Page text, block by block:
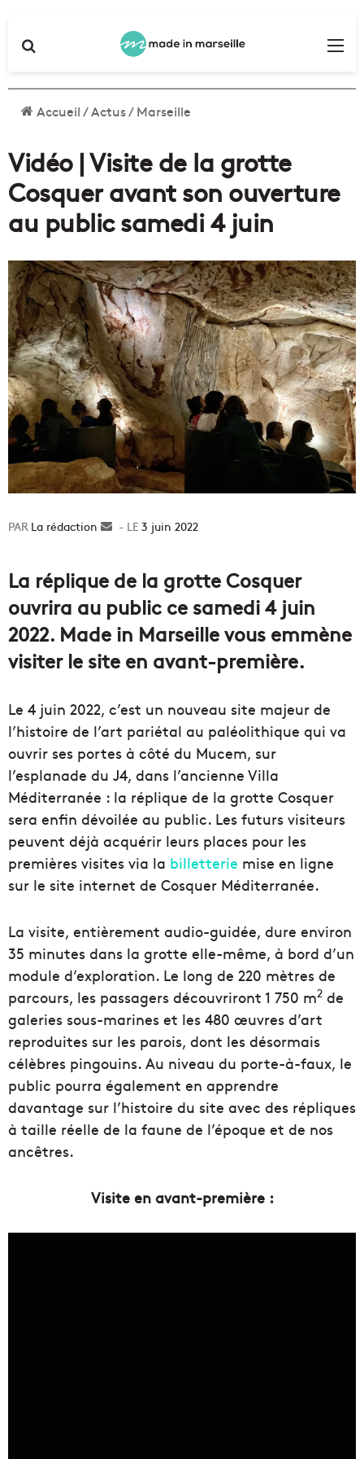
Accueil/Actus/Marseille
Vidéo | Visite de la grotte
Cosquer avant son ouverture
au public samedi 4 juin
La rédaction
Envoyer3 juin 2022
La réplique de la grotte Cosquer
ouvrira au public ce samedi 4 juin
2022. Made in Marseille vous emmène
visiter le site en avant-première.
Le 4 juin 2022, c’est un nouveau site majeur de
l’histoire de l’art pariétal au paléolithique qui va
ouvrir ses portes à côté du Mucem, sur
l’esplanade du J4, dans l’ancienne Villa
Méditerranée : la réplique de la grotte Cosquer
sera enfin dévoilée au public. Les futurs visiteurs
peuvent déjà acquérir leurs places pour les
premières visites via la billetterie mise en ligne
sur le site internet de Cosquer Méditerranée.
La visite, entièrement audio-guidée, dure environ
35 minutes dans la grotte elle-même, à bord d’un
module d’exploration. Le long de 220 mètres de
parcours, les passagers découvriront 1 750 m2 de
galeries sous-marines et les 480 œuvres d’art
reproduites sur les parois, dont les désormais
célèbres pingouins. Au niveau du porte-à-faux, le
public pourra également en apprendre
davantage sur l’histoire du site avec des répliques
à taille réelle de la faune de l’époque et de nos
ancêtres.
Visite en avant-première :